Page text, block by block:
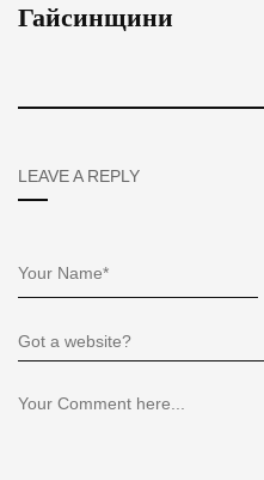
Гайсинщини
LEAVE A REPLY